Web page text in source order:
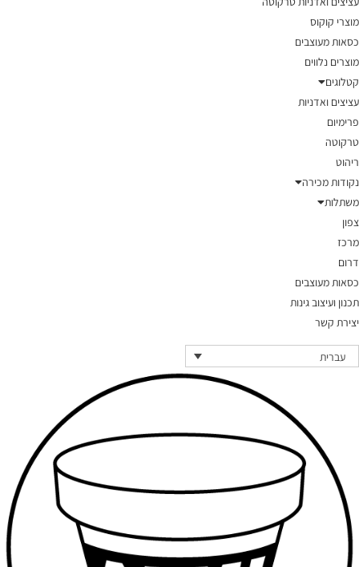
מוצרי קוקוס
כסאות מעוצבים
מוצרים נלווים
קטלוגים
עציצים ואדניות
פרימיום
טרקוטה
ריהוט
נקודות מכירה
משתלות
צפון
מרכז
דרום
כסאות מעוצבים
תכנון ועיצוב גינות
יצירת קשר
עברית